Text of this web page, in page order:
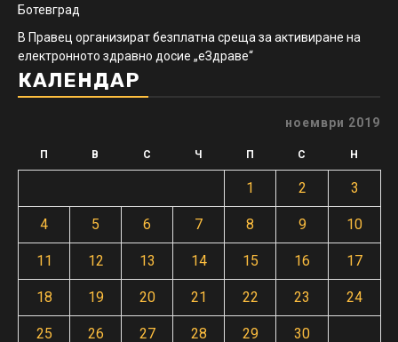
Ботевград
В Правец организират безплатна среща за активиране на
електронното здравно досие „еЗдраве“
КАЛЕНДАР
ноември 2019
П В С Ч П С Н
1 2 3
4 5 6 7 8 9 10
11 12 13 14 15 16 17
18 19 20 21 22 23 24
25 26 27 28 29 30